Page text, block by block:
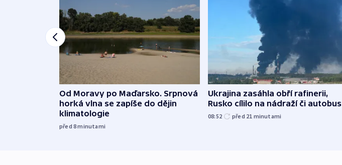
Od Moravy po Maďarsko. Srpnová
horká vlna se zapíše do dějin
klimatologie
před 8minutami
Ukrajina zasáhla obří rafinerii,
Rusko cílilo na nádraží či autobus
08:52 před 21 minutami